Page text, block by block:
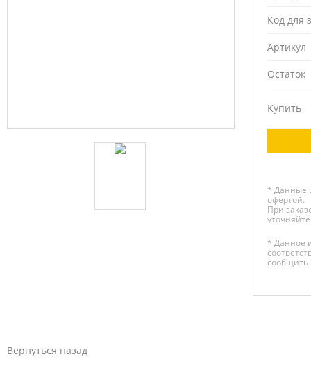
Код для
Артикул
Остаток
Купить
* Данные
офертой.
При
* Данное
сообщить
Вернуться назад